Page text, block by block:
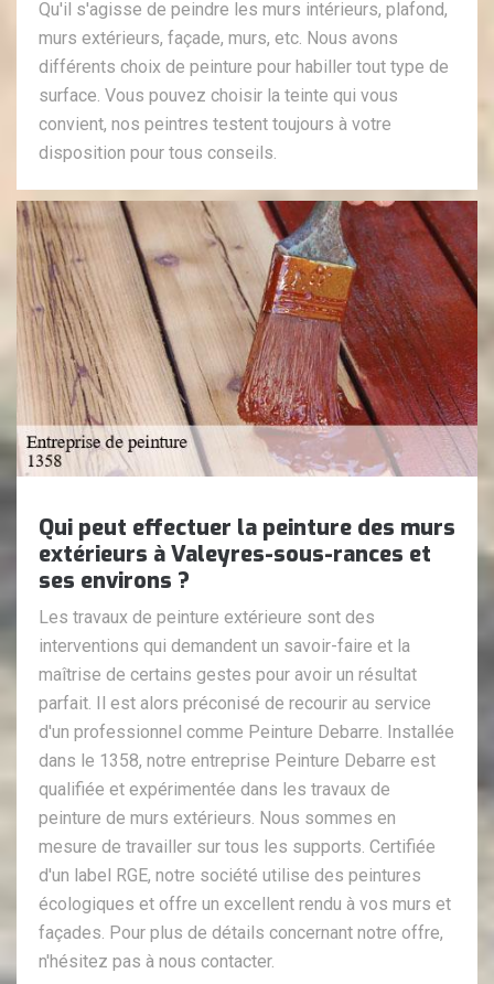
Qu'il s'agisse de peindre les murs intérieurs, plafond,
murs extérieurs, façade, murs, etc. Nous avons
différents choix de peinture pour habiller tout type de
surface. Vous pouvez choisir la teinte qui vous
convient, nos peintres testent toujours à votre
disposition pour tous conseils.
Qui peut effectuer la peinture des murs
extérieurs à Valeyres-sous-rances et
ses environs ?
Les travaux de peinture extérieure sont des
interventions qui demandent un savoir-faire et la
maîtrise de certains gestes pour avoir un résultat
parfait. Il est alors préconisé de recourir au service
d'un professionnel comme Peinture Debarre. Installée
dans le 1358, notre entreprise Peinture Debarre est
qualifiée et expérimentée dans les travaux de
peinture de murs extérieurs. Nous sommes en
mesure de travailler sur tous les supports. Certifiée
d'un label RGE, notre société utilise des peintures
écologiques et offre un excellent rendu à vos murs et
façades. Pour plus de détails concernant notre offre,
n'hésitez pas à nous contacter.